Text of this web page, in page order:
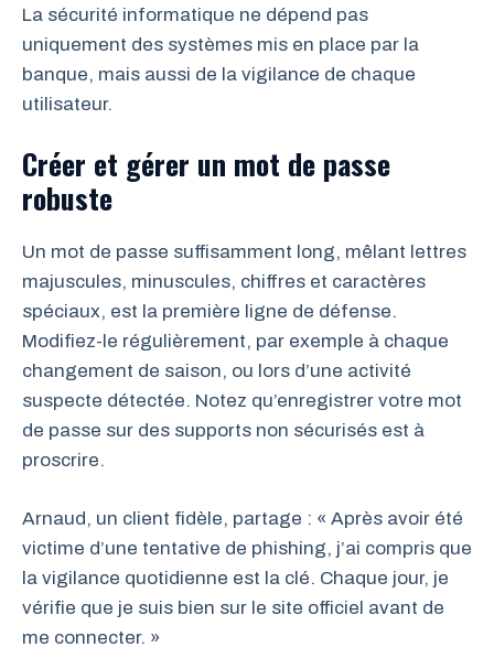
La sécurité informatique ne dépend pas
uniquement des systèmes mis en place par la
banque, mais aussi de la vigilance de chaque
utilisateur.
Créer et gérer un mot de passe
robuste
Un mot de passe suffisamment long, mêlant lettres
majuscules, minuscules, chiffres et caractères
spéciaux, est la première ligne de défense.
Modifiez-le régulièrement, par exemple à chaque
changement de saison, ou lors d’une activité
suspecte détectée. Notez qu’enregistrer votre mot
de passe sur des supports non sécurisés est à
proscrire.
Arnaud, un client fidèle, partage : « Après avoir été
victime d’une tentative de phishing, j’ai compris que
la vigilance quotidienne est la clé. Chaque jour, je
vérifie que je suis bien sur le site officiel avant de
me connecter. »